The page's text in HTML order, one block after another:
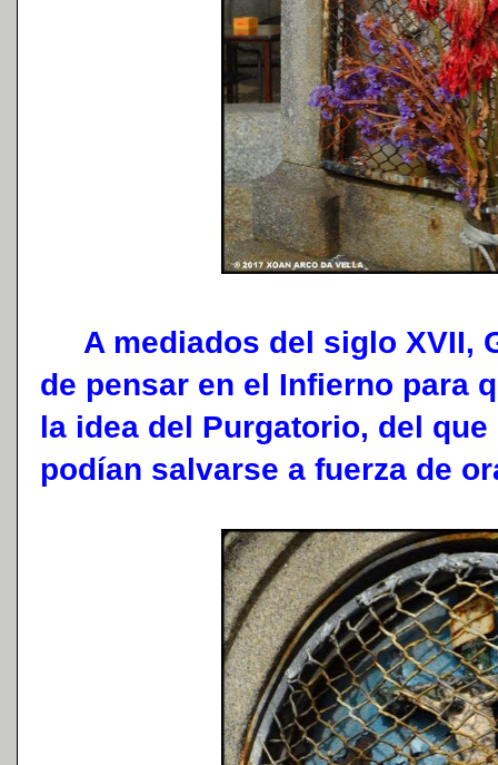
A mediados del siglo XVII,
de pensar en el Infierno para
la idea del Purgatorio, del
podían salvarse a fuerza de